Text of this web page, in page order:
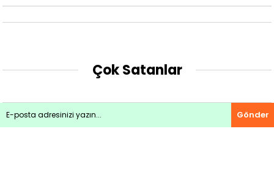
Çok Satanlar
Gönder